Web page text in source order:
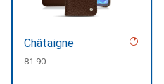
Châtaigne
CHF
81.90